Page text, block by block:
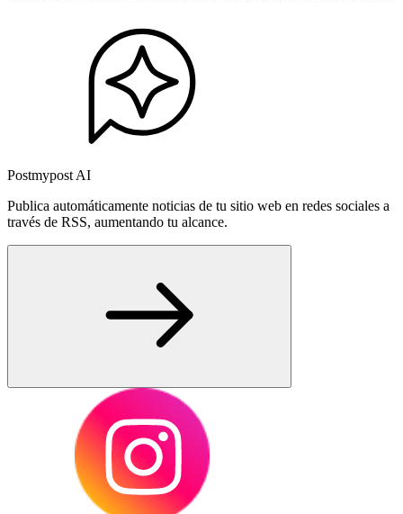
Postmypost AI
Publica automáticamente noticias de tu sitio web en redes sociales a
través de RSS, aumentando tu alcance.